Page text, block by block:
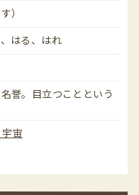
）
はる、はれ
誉。目立つことという
宙